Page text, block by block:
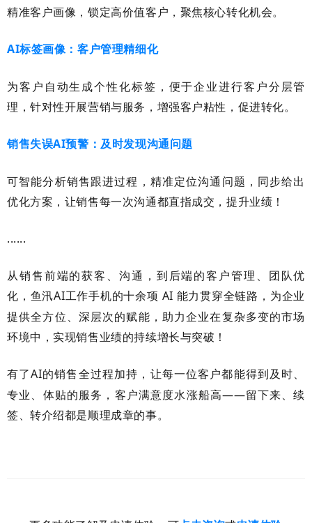
精准客户画像，锁定高价值客户，聚焦核心转化机会。
AI标签画像：客户管理精细化
为客户自动生成个性化标签，便于企业进行客户分层管
理，针对性开展营销与服务，增强客户粘性，促进转化。
销售失误AI预警：及时发现沟通问题
可智能分析销售跟进过程，精准定位沟通问题，同步给出
优化方案，让销售每一次沟通都直指成交，提升业绩！
......
从销售前端的获客、沟通，到后端的客户管理、团队优
化，鱼汛AI工作手机的十余项 AI 能力贯穿全链路，为企业
提供全方位、深层次的赋能，助力企业在复杂多变的市场
环境中，实现销售业绩的持续增长与突破！
有了AI的销售全过程加持，让每一位客户都能得到及时、
专业、体贴的服务，客户满意度水涨船高——留下来、续
签、转介绍都是顺理成章的事。